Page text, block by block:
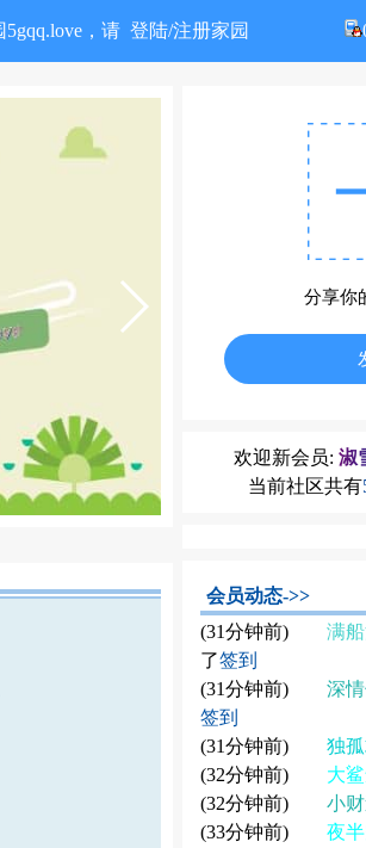
，请 登陆/注册家园
分享你
欢迎新会员: 淑
当前社区共有
会员动态->>
(31分钟前)满船
了签到
(31分钟前)深情
签到
(31分钟前)独孤
(32分钟前)大鲨
(32分钟前)小财
(33分钟前)夜半